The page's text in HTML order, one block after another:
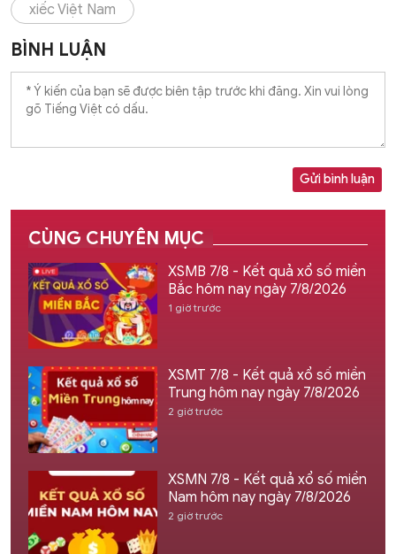
xiếc Việt Nam
BÌNH LUẬN
Gửi bình luận
CÙNG CHUYÊN MỤC
XSMB 7/8 - Kết quả xổ số miền
Bắc hôm nay ngày 7/8/2026
1 giờ trước
XSMT 7/8 - Kết quả xổ số miền
Trung hôm nay ngày 7/8/2026
2 giờ trước
XSMN 7/8 - Kết quả xổ số miền
Nam hôm nay ngày 7/8/2026
2 giờ trước